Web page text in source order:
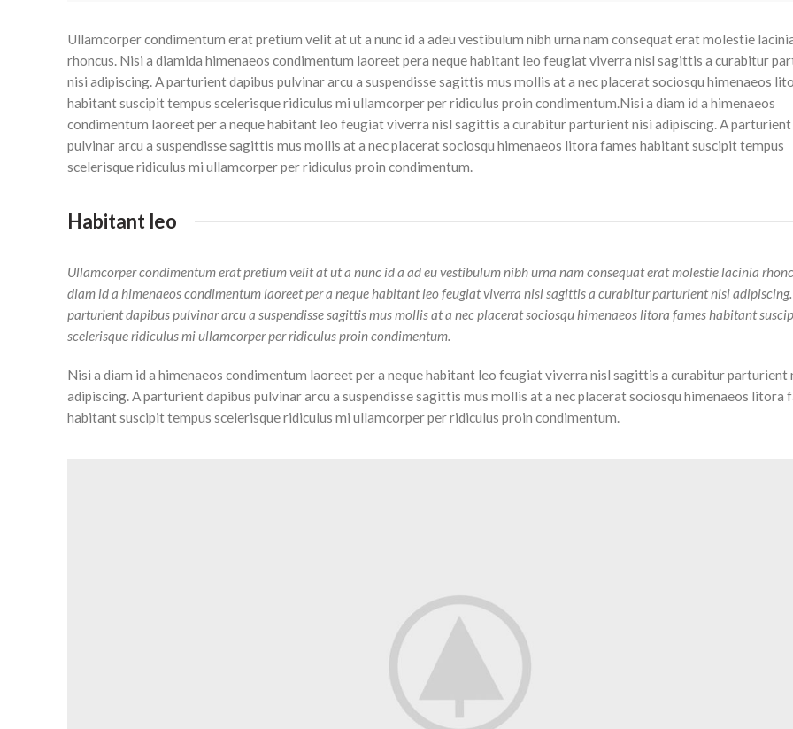
Ullamcorper condimentum erat pretium velit at ut a nunc id a adeu vestibulum nibh urna nam consequat erat molestie
rhoncus. Nisi a diamida himenaeos condimentum laoreet pera neque habitant leo feugiat viverra nisl sagittis a curabitur
nisi adipiscing. A parturient dapibus pulvinar arcu a suspendisse sagittis mus mollis at a nec placerat sociosqu himenaeos
habitant suscipit tempus scelerisque ridiculus mi ullamcorper per ridiculus proin condimentum.Nisi a diam id a himenaeos
condimentum laoreet per a neque habitant leo feugiat viverra nisl sagittis a curabitur parturient nisi adipiscing. A parturient
pulvinar arcu a suspendisse sagittis mus mollis at a nec placerat sociosqu himenaeos litora fames habitant suscipit tempus
scelerisque ridiculus mi ullamcorper per ridiculus proin condimentum.
Habitant leo
Ullamcorper condimentum erat pretium velit at ut a nunc id a ad eu vestibulum nibh urna nam consequat erat molestie lacinia
diam id a himenaeos condimentum laoreet per a neque habitant leo feugiat viverra nisl sagittis a curabitur parturient nisi
parturient dapibus pulvinar arcu a suspendisse sagittis mus mollis at a nec placerat sociosqu himenaeos litora fames habitant
scelerisque ridiculus mi ullamcorper per ridiculus proin condimentum.
Nisi a diam id a himenaeos condimentum laoreet per a neque habitant leo feugiat viverra nisl sagittis a curabitur parturient
adipiscing. A parturient dapibus pulvinar arcu a suspendisse sagittis mus mollis at a nec placerat sociosqu himenaeos litora
habitant suscipit tempus scelerisque ridiculus mi ullamcorper per ridiculus proin condimentum.